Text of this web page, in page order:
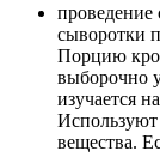
проведение
сыворотки
Порцию
выборочно
изучается
Используют
вещества.